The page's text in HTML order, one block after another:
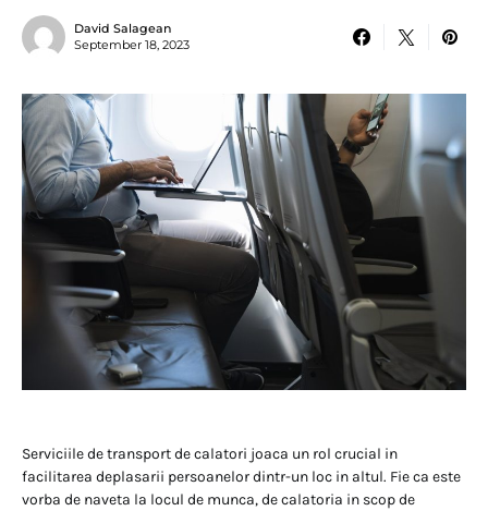
David Salagean
September 18, 2023
Serviciile de transport de calatori joaca un rol crucial in
facilitarea deplasarii persoanelor dintr-un loc in altul. Fie ca este
vorba de naveta la locul de munca, de calatoria in scop de